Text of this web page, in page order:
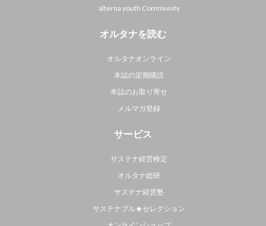
alterna youth Community
オルタナを読む
オルタナオンライン
本誌の定期購読
本誌のお取り寄せ
メルマガ登録
サービス
サステナ経営検定
オルタナ総研
サステナ経営塾
サステナブル★セレクション